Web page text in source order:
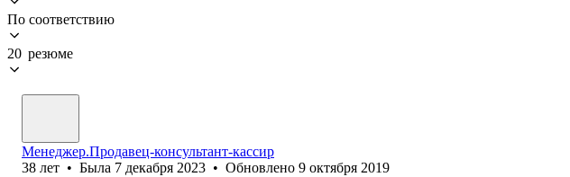
По соответствию
20 резюме
Менеджер.Продавец-консультант-кассир
38 лет • Была 7 декабря 2023 • Обновлено 9 октября 2019